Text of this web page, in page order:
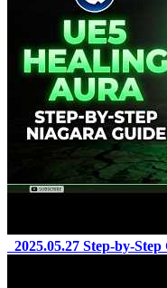
2025.05.27 Step-by-